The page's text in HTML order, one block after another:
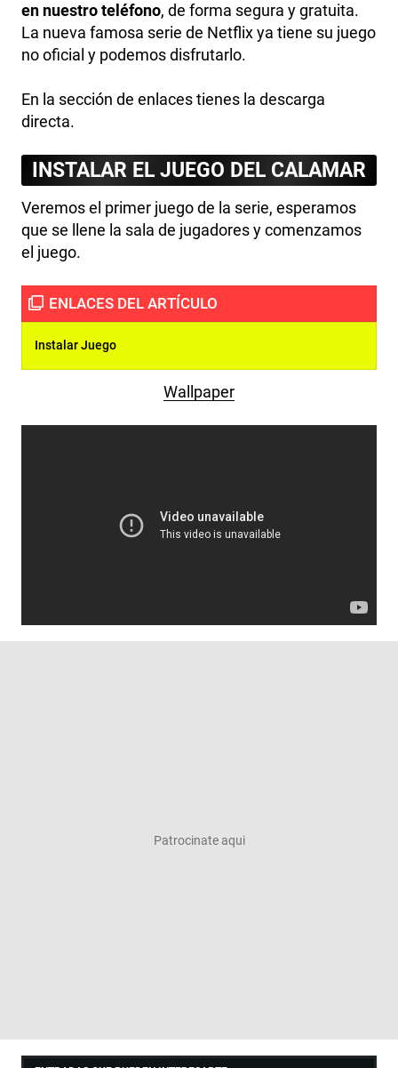
en nuestro teléfono, de forma segura y gratuita.
La nueva famosa serie de Netflix ya tiene su juego
no oficial y podemos disfrutarlo.
En la sección de enlaces tienes la descarga
directa.
INSTALAR EL JUEGO DEL CALAMAR
Veremos el primer juego de la serie, esperamos
que se llene la sala de jugadores y comenzamos
el juego.
Instalar Juego
Wallpaper